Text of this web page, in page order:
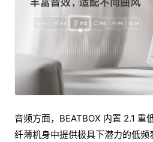
音频方面，BEATBOX 内置 2.1 重
纤薄机身中提供极具下潜力的低